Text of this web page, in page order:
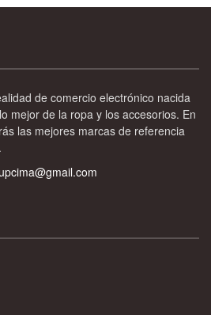
de comercio electrónico nacida
mejor de la ropa y los accesorios. En
las mejores marcas de referencia